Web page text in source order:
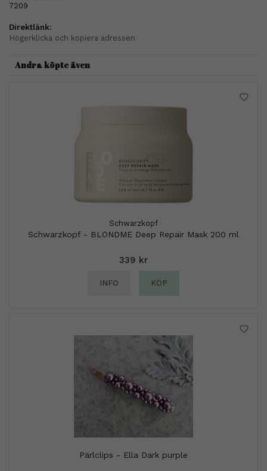
7209
Direktlänk:
Högerklicka och kopiera adressen
Andra köpte även
Schwarzkopf
Schwarzkopf - BLONDME Deep Repair Mask 200 ml
339 kr
INFO KÖP
Pärlclips - Ella Dark purple